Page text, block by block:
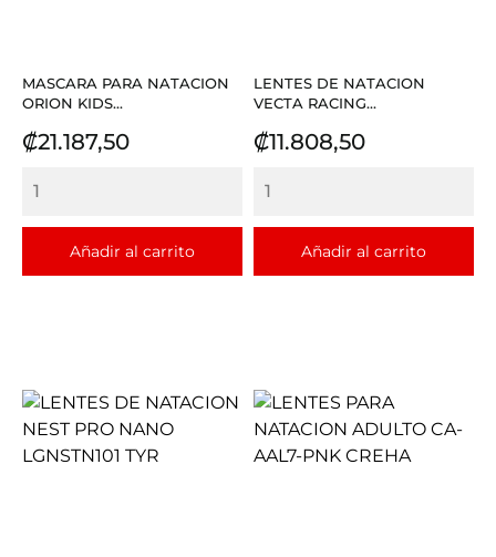
MASCARA PARA NATACION
ORION KIDS...
Precio
₡21.187,50
Añadir al carrito
LENTES DE NATACION
VECTA RACING...
Precio
₡11.808,50
Añadir al carrito